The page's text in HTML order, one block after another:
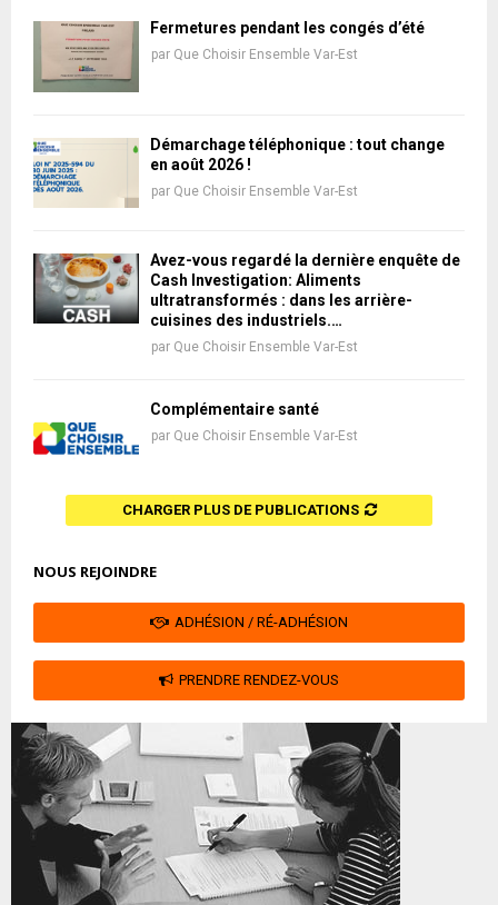
Fermetures pendant les congés d’été
par Que Choisir Ensemble Var-Est
Démarchage téléphonique : tout change
en août 2026 !
par Que Choisir Ensemble Var-Est
Avez-vous regardé la dernière enquête de
Cash Investigation: Aliments
ultratransformés : dans les arrière-
cuisines des industriels.…
par Que Choisir Ensemble Var-Est
Complémentaire santé
par Que Choisir Ensemble Var-Est
CHARGER PLUS DE PUBLICATIONS
NOUS REJOINDRE
ADHÉSION / RÉ-ADHÉSION
PRENDRE RENDEZ-VOUS